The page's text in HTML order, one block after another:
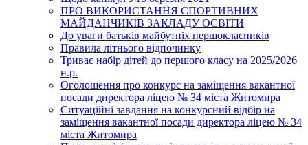
ПРО ВИКОРИСТАННЯ СПОРТИВНИХ
МАЙДАНЧИКІВ ЗАКЛАДУ ОСВІТИ
До уваги батьків майбутніх першокласників
Правила літнього відпочинку
Триває набір дітей до першого класу на 2025/2026
н.р.
Оголошення про конкурс на заміщення вакантної
посади директора ліцею № 34 міста Житомира
Ситуаційні завдання на конкурсний відбір на
заміщення вакантної посади директора ліцею № 34
міста Житомира